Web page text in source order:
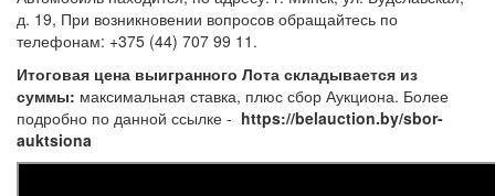
д. 19, При возникновении вопросов обращайтесь по
телефонам: +375 (44) 707 99 11.
Итоговая цена выигранного Лота складывается из
суммы: максимальная ставка, плюс сбор Аукциона. Более
подробно по данной ссылке - https://belauction.by/sbor-
auktsiona